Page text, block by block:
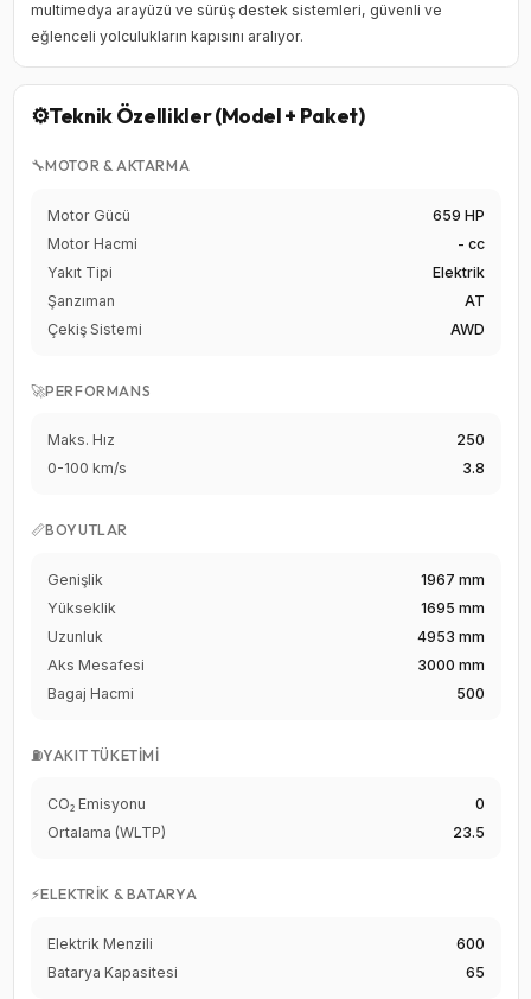
multimedya arayüzü ve sürüş destek sistemleri, güvenli ve
eğlenceli yolculukların kapısını aralıyor.
⚙️Teknik Özellikler (Model + Paket)
🔧MOTOR & AKTARMA
Motor Gücü
659 HP
Motor Hacmi
- cc
Yakıt Tipi
Elektrik
Şanzıman
AT
Çekiş Sistemi
AWD
🚀PERFORMANS
Maks. Hız
250
0-100 km/s
3.8
📏BOYUTLAR
Genişlik
1967 mm
Yükseklik
1695 mm
Uzunluk
4953 mm
Aks Mesafesi
3000 mm
Bagaj Hacmi
500
⛽YAKIT TÜKETIMI
CO₂ Emisyonu
0
Ortalama (WLTP)
23.5
⚡ELEKTRIK & BATARYA
Elektrik Menzili
600
Batarya Kapasitesi
65